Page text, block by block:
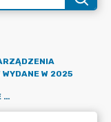
W 2025
ZARZĄDZENIE NR 107/2025 W SPRAWIE ZMIAN W BUDŻECIE GMINY BORONÓW NA 2025 ROK.